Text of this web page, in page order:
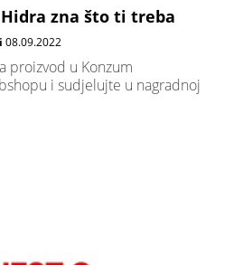
zna što ti treba
08.09.2022
proizvod u Konzum
i sudjelujte u nagradnoj